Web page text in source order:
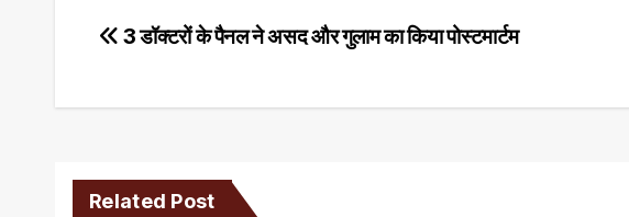
Post
3 डॉक्टरों के पैनल ने असद और गुलाम का किया पोस्टमार्टम
Related Post